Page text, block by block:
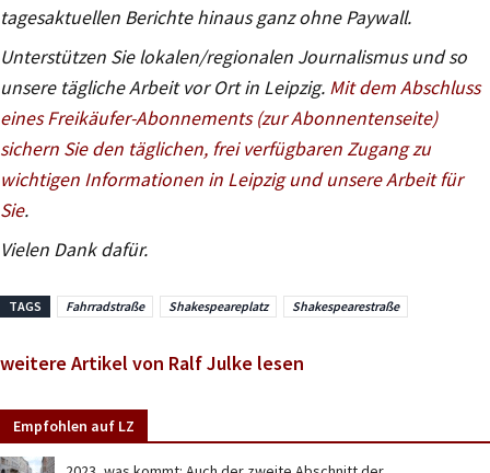
tagesaktuellen Berichte hinaus ganz ohne Paywall.
Unterstützen Sie lokalen/regionalen Journalismus und so
unsere tägliche Arbeit vor Ort in Leipzig. Mit dem Abschluss
eines Freikäufer-Abonnements (zur Abonnentenseite)
sichern Sie den täglichen, frei verfügbaren Zugang zu
wichtigen Informationen in Leipzig und unsere Arbeit für
Sie.
Vielen Dank dafür.
TAGS Fahrradstraße Shakespeareplatz Shakespearestraße
weitere Artikel von Ralf Julke lesen
Empfohlen auf LZ